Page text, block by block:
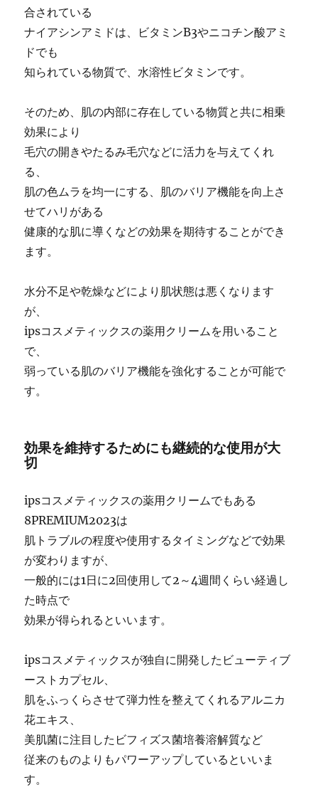
合されている
ナイアシンアミドは、ビタミンB3やニコチン酸アミ
ドでも
知られている物質で、水溶性ビタミンです。
そのため、肌の内部に存在している物質と共に相乗
効果により
毛穴の開きやたるみ毛穴などに活力を与えてくれ
る、
肌の色ムラを均一にする、肌のバリア機能を向上さ
せてハリがある
健康的な肌に導くなどの効果を期待することができ
ます。
水分不足や乾燥などにより肌状態は悪くなります
が、
ipsコスメティックスの薬用クリームを用いること
で、
弱っている肌のバリア機能を強化することが可能で
す。
効果を維持するためにも継続的な使用が大
切
ipsコスメティックスの薬用クリームでもある
8PREMIUM2023は
肌トラブルの程度や使用するタイミングなどで効果
が変わりますが、
一般的には1日に2回使用して2～4週間くらい経過し
た時点で
効果が得られるといいます。
ipsコスメティックスが独自に開発したビューティブ
ーストカプセル、
肌をふっくらさせて弾力性を整えてくれるアルニカ
花エキス、
美肌菌に注目したビフィズス菌培養溶解質など
従来のものよりもパワーアップしているといいま
す。